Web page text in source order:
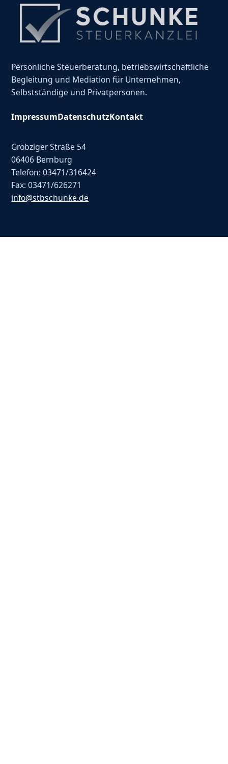
Persönliche Steuerberatung, betriebswirtschaftliche
Begleitung und Mediation für Unternehmen,
Selbstständige und Privatpersonen.
ImpressumDatenschutzKontakt
Gröbziger Straße 54
06406 Bernburg
Telefon: 03471/316424
Fax: 03471/626271
info@stbschunke.de